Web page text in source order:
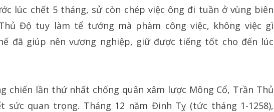
lúc chết 5 tháng, sử còn chép việc ông đi tuần ở vùng biên
Độ tuy làm tể tướng mà phàm công việc, không việc gì
đã giúp nên vương nghiệp, giữ được tiếng tốt cho đến lúc
chiến lần thứ nhất chống quân xâm lược Mông Cổ, Trần Thủ
sức quan trọng. Tháng 12 năm Đinh Tỵ (tức tháng 1-1258),